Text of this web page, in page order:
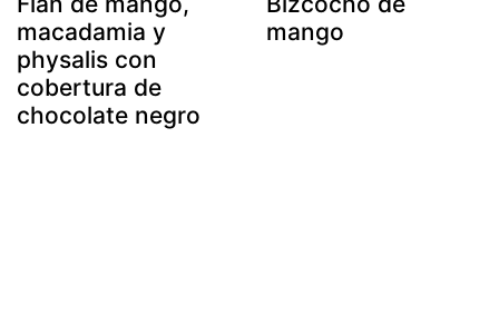
macadamia y
physalis con
cobertura de
chocolate negro
mango